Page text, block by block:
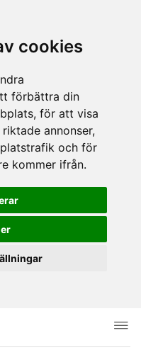
cookies
förbättra din
för att visa
annonser,
och för
kommer ifrån.